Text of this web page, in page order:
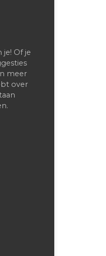
je! Of je
meer
over